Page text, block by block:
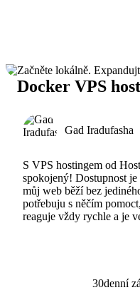
Docker VPS
Gad Iradufasha
S VPS hostingem od
spokojený! Dostupnost
můj web běží bez
potřebuju s něčím
reaguje vždy rychle a je
30denní